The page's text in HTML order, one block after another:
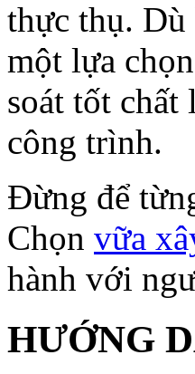
thực thụ. Dù
một lựa
soát tốt chất
công trình.
Đừng để
Chọn vữa
hành với
HƯỚNG